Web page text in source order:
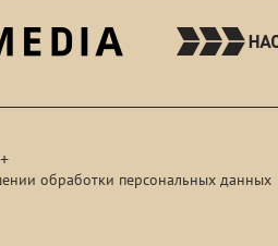
обработки персональных данных